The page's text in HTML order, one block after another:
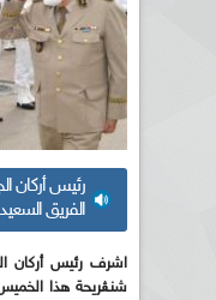
رئيس أركان
الفريق
اشرف رئيس أركان